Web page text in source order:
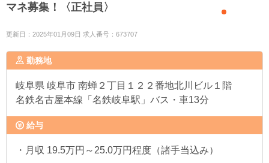
マネ募集！〈正社員〉
更新日：2025年01月09日 求人番号：673707
勤務地
岐阜県 岐阜市 南蝉２丁目１２２番地北川ビル１階
名鉄名古屋本線「名鉄岐阜駅」バス・車13分
給与
・月収 19.5万円～25.0万円程度（諸手当込み）